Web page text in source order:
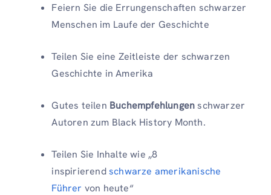
Feiern Sie die Errungenschaften schwarzer
Menschen im Laufe der Geschichte
Teilen Sie eine Zeitleiste der schwarzen
Geschichte in Amerika
Gutes teilen Buchempfehlungenschwarzer
Autoren zum Black History Month.
Teilen Sie Inhalte wie „8
inspirierendschwarze amerikanische
Führer von heute“